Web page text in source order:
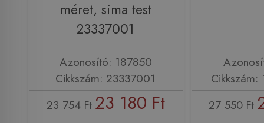
méret, sima test
23337001
Azonosító: 187850
Cikkszám: 23337001
23 754 Ft 23 180 Ft 27 550 Ft